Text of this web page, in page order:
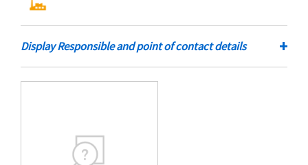
Display Responsible and point of contact details +